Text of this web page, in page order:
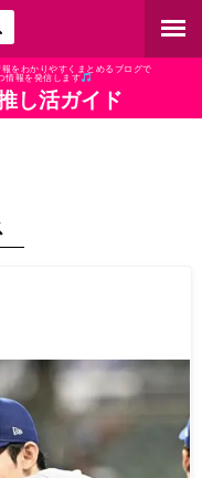
をわかりやすくまとめるブログで
情報を発信します
し活ガイド